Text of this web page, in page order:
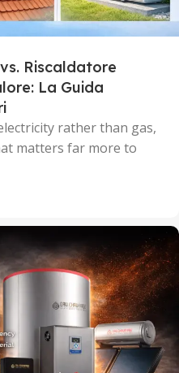
Riscaldatore
La Guida
rather than gas,
matters far more to